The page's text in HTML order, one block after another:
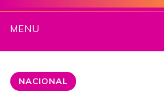
MENU
NACIONAL